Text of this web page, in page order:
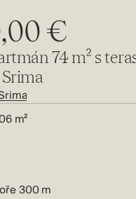
€
74 m² s
m²
300 m